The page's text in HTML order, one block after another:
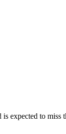
expected to miss